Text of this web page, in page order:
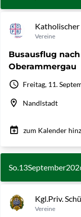
Vereine
Busausflug
Oberammergau
Freitag, 11.
Nandlstadt
zum Kalender
So.13September
Kgl.Priv.
Vereine